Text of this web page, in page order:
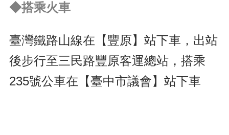
◆搭乘火車
臺灣鐵路山線在【豐原】站下車，出站
後步行至三民路豐原客運總站，搭乘
235號公車在【臺中市議會】站下車